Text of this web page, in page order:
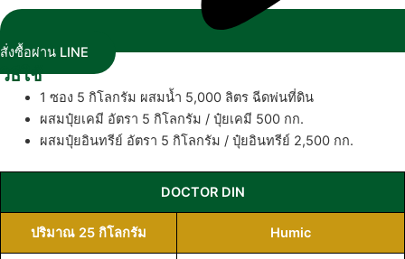
สั่งซื้อผ่าน LINE
วิธีใช้
1 ซอง 5 กิโลกรัม ผสมน้ำ 5,000 ลิตร ฉีดพ่นที่ดิน
ผสมปุ๋ยเคมี อัตรา 5 กิโลกรัม / ปุ๋ยเคมี 500 กก.
ผสมปุ๋ยอินทรีย์ อัตรา 5 กิโลกรัม / ปุ๋ยอินทรีย์ 2,500 กก.
DOCTOR DIN
ปริมาณ 25 กิโลกรัม Humic